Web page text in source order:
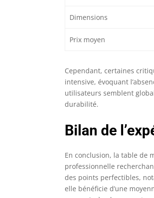
Dimensions
Prix moyen
Cependant, certaines
intensive, évoquant
utilisateurs semblent
durabilité.
Bilan de
En conclusion, la table de
professionnelle
des points perfectibles,
elle bénéficie d’une